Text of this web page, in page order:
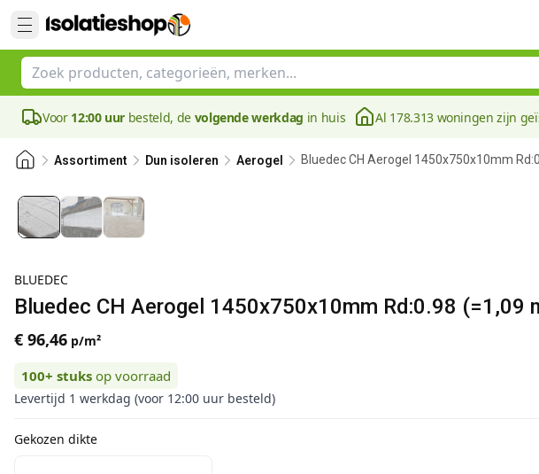
Voor 12:00 uur besteld, de volgende werkdag in huis Al 178.313 woningen zijn
Assortiment Dun isoleren Aerogel Bluedec CH Aerogel 1450x750x10mm
BLUEDEC
Bluedec CH Aerogel 1450x750x10mm Rd:0.98 (=1,09
€ 96,46 p/m²
100+ stuks op voorraad
Levertijd 1 werkdag (voor 12:00 uur besteld)
Gekozen dikte